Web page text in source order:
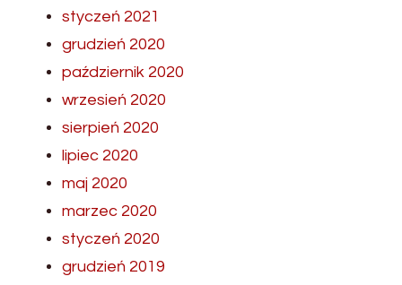
styczeń 2021
grudzień 2020
październik 2020
wrzesień 2020
sierpień 2020
lipiec 2020
maj 2020
marzec 2020
styczeń 2020
grudzień 2019